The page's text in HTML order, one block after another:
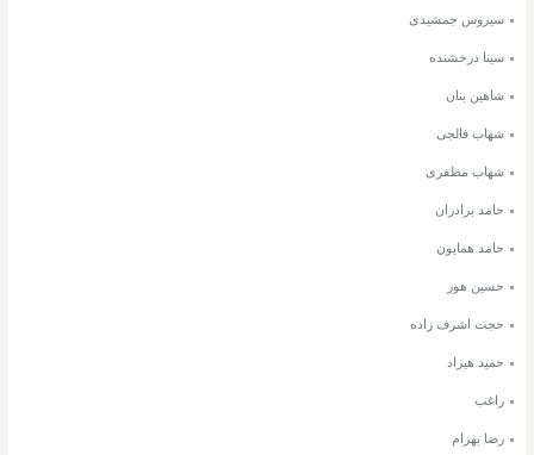
سیروس جمشیدی
سینا درخشنده
شاهین بنان
شهاب فالجی
شهاب مظفری
حامد برادران
حامد همایون
حسین هور
حجت اشرف زاده
حمید هیراد
راغب
رضا بهرام